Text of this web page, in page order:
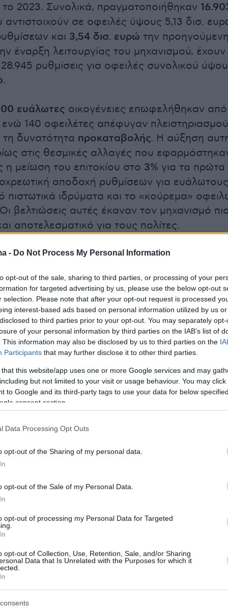
- Do Not Process My Personal Information
opt-out of the sale, sharing to third parties, or processing of your
for targeted advertising by us, please use the below opt-out
selection. Please note that after your opt-out request is processed
interest-based ads based on personal information utilized by us
to third parties prior to your opt-out. You may separately
of your personal information by third parties on the IAB’s list of
This information may also be disclosed by us to third parties on the
Participants that may further disclose it to other third parties.
that this website/app uses one or more Google services and may
but not limited to your visit or usage behaviour. You may
to Google and its third-party tags to use your data for below
consent section.
Data Processing Opt Outs
opt-out of the Sharing of my personal data.
opt-out of the Sale of my Personal Data.
opt-out of processing my Personal Data for Targeted
opt-out of Collection, Use, Retention, Sale, and/or Sharing
Data that Is Unrelated with the Purposes for which it
το 2023. Συνολικά, πραγματοποιήθηκαν
αντιστοιχούν σε οφειλές ύψους 5,13 δισ.
και 3,54 δισ. ευρώ την προηγούμενη
έναρξη λειτουργίας του μηχανισμού, έχουν
ρυθμίσεις για οφειλές συνολικού
.
ευάλωτες οικογένειες επωφελήθηκαν από
ενώ 140 οφειλέτες απέφυγαν
δυνατότητα προκαταβολής. Η αύξηση
στις θεσμικές αλλαγές που
μείωση του επιτοκίου στο 3% για τα πρώτα
αποδοχή ρυθμίσεων για ευάλωτους
πιστωτικά ιδρύματα και το «κούρεμα»
Οι βελτιώσεις αυτές έκαναν τον μηχανισμό
αποτελεσματικό για τους πολίτες.
οφειλών, με12,9 δισ. ευρώκαι5,6 δισ. ευρώ
περισσότερες αιτήσεις αφορούσαν οφειλές
έως200.000 ευρώ,ενώ οι μεγάλες οφειλές
ευρώαποτελούν το 57% του συνολικού
των μη εξυπηρετούμενων δανείων
χαμηλό του4,6%, το χαμηλότερο
περίοδο πριν την κρίση. Επιπλέον, οι
δανείων ολοκλήρωσαν ρυθμίσεις
ευρώγια6.567 οφειλέτες
των πολιτών, εξυπηρετώντας πάνω από
2024 μέσω διαδικτυακών και τηλεφωνικών
το 24% των αιτήσεων απορρίφθηκε,
οικονομικής δυνατότητας των
«